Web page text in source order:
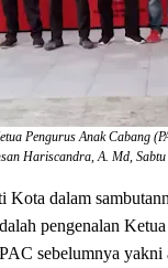
Pengurus Anak Cabang
Hariscandra, A. Md,
Kota dalam
pengenalan
sebelumnya